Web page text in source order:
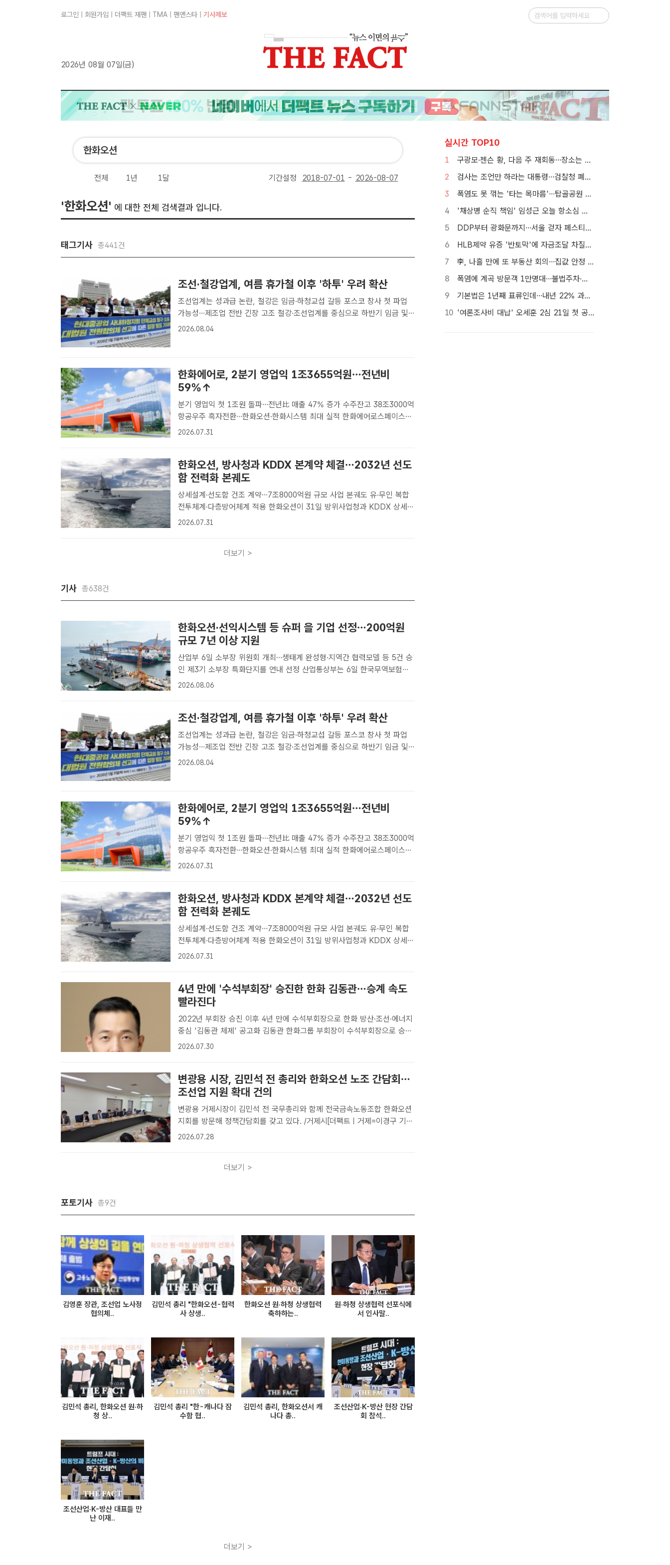
로그인 회원가입 더팩트 재팬 TMA 팬앤스타 기사제보
2026년 08월 07일(금)
전체 1년 1달 기간설정 -
'한화오션' 에 대한 전체 검색결과 입니다.
태그기사 총441건
조선·철강업계, 여름 휴가철 이후 '하투' 우려 확산
조선업계는 성과급 논란, 철강은 임금·하청교섭 갈등 포스코 창사 첫 파업
가능성…제조업 전반 긴장 고조 철강·조선업계를 중심으로 하반기 임금 및
단체협약(임단협) 교섭이 장기화하면서 여름 휴가철 이후 '하투(夏鬪)' 우려
2026.08.04
한화에어로, 2분기 영업익 1조3655억원…전년비
59%↑
분기 영업익 첫 1조원 돌파…전년比 매출 47% 증가 수주잔고 38조3000억
항공우주 흑자전환…한화오션·한화시스템 최대 실적 한화에어로스페이스는
올해 2분기 연결 기준 매출 9조 2929억원, 영업이익 1조 3655억원을 기
2026.07.31
한화오션, 방사청과 KDDX 본계약 체결…2032년 선도
함 전력화 본궤도
상세설계·선도함 건조 계약…7조8000억원 규모 사업 본궤도 유·무인 복합
전투체계·다층방어체계 적용 한화오션이 31일 방위사업청과 KDDX 상세설
계 및 선도함 건조 사업 본계약을 체결했다고 밝혔다. 사진은 KDDX 조감
2026.07.31
더보기 >
기사 총638건
한화오션·선익시스템 등 슈퍼 을 기업 선정…200억원
규모 7년 이상 지원
산업부 6일 소부장 위원회 개최…생태계 완성형·지역간 협력모델 등 5건 승
인 제3기 소부장 특화단지를 연내 선정 산업통상부는 6일 한국무역보험공
사에서 제16차 소재·부품·장비 경쟁력강화 위원회를 열고, 소재·부품·장비
2026.08.06
조선·철강업계, 여름 휴가철 이후 '하투' 우려 확산
조선업계는 성과급 논란, 철강은 임금·하청교섭 갈등 포스코 창사 첫 파업
가능성…제조업 전반 긴장 고조 철강·조선업계를 중심으로 하반기 임금 및
단체협약(임단협) 교섭이 장기화하면서 여름 휴가철 이후 '하투(夏鬪)' 우려
2026.08.04
한화에어로, 2분기 영업익 1조3655억원…전년비
59%↑
분기 영업익 첫 1조원 돌파…전년比 매출 47% 증가 수주잔고 38조3000억
항공우주 흑자전환…한화오션·한화시스템 최대 실적 한화에어로스페이스는
올해 2분기 연결 기준 매출 9조 2929억원, 영업이익 1조 3655억원을 기
2026.07.31
한화오션, 방사청과 KDDX 본계약 체결…2032년 선도
함 전력화 본궤도
상세설계·선도함 건조 계약…7조8000억원 규모 사업 본궤도 유·무인 복합
전투체계·다층방어체계 적용 한화오션이 31일 방위사업청과 KDDX 상세설
계 및 선도함 건조 사업 본계약을 체결했다고 밝혔다. 사진은 KDDX 조감
2026.07.31
4년 만에 '수석부회장' 승진한 한화 김동관…승계 속도
빨라진다
2022년 부회장 승진 이후 4년 만에 수석부회장으로 한화 방산·조선·에너지
중심 '김동관 체제' 공고화 김동관 한화그룹 부회장이 수석부회장으로 승진
한다. /한화그룹[더팩트 | 문은혜 기자] 김승연 한화그룹 회장의 장남인 김동
2026.07.30
변광용 시장, 김민석 전 총리와 한화오션 노조 간담회…
조선업 지원 확대 건의
변광용 거제시장이 김민석 전 국무총리와 함께 전국금속노동조합 한화오션
지회를 방문해 정책간담회를 갖고 있다. /거제시[더팩트ㅣ거제=이경구 기
자] 변광용 거제시장이 28일 김민석 전 국무총리와 함께 전국금속노동조합
2026.07.28
더보기 >
포토기사 총9건
김영훈 장관, 조선업 노사정
협의체..
김민석 총리 "한화오션-협력
사 상생..
한화오션 원·하청 상생협력
축하하는..
원·하청 상생협력 선포식에
서 인사말..
김민석 총리, 한화오션 원·하
청 상..
김민석 총리 "한-캐나다 잠
수함 협..
김민석 총리, 한화오션서 캐
나다 총..
조선산업·K-방산 현장 간담
회 참석..
조선산업·K-방산 대표들 만
난 이재..
더보기 >
실시간 TOP10
1
구광모·젠슨 황, 다음 주 재회동…장소는 실리콘밸리
2
검사는 조언만 하라는 대통령…검찰청 폐지 앞둔 합수본 '딜레마'
3
폭염도 못 꺾는 '타는 목마름'…탑골공원 아리수 냉장고 가보니
4
'채상병 순직 책임' 임성근 오늘 항소심 선고…1심 징역 3년
5
DDP부터 광화문까지…서울 걷자 페스티벌 참가자 5000명 모집
6
HLB제약 유증 '반토막'에 자금조달 차질…R&D 줄이고 채무상환금 제외
7
李, 나흘 만에 또 부동산 회의…집값 안정 승부처 '공급' 점검
8
폭염에 계곡 방문객 1만명대…불법주차·쓰레기는 골치
9
기본법은 1년째 표류인데…내년 22% 과세 강행, 가상자산 투자자 반발 확산
10
'여론조사비 대납' 오세훈 2심 21일 첫 공판…1심 당선무효형